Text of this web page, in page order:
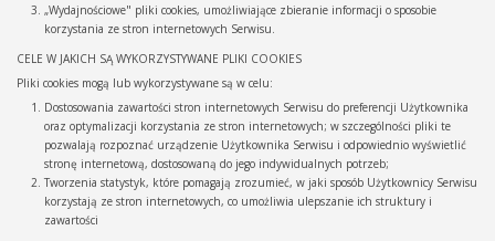
„Wydajnościowe" pliki cookies, umożliwiające zbieranie informacji o sposobie
korzystania ze stron internetowych Serwisu.
CELE W JAKICH SĄ WYKORZYSTYWANE PLIKI COOKIES
Pliki cookies mogą lub wykorzystywane są w celu:
Dostosowania zawartości stron internetowych Serwisu do preferencji Użytkownika
oraz optymalizacji korzystania ze stron internetowych; w szczególności pliki te
pozwalają rozpoznać urządzenie Użytkownika Serwisu i odpowiednio wyświetlić
stronę internetową, dostosowaną do jego indywidualnych potrzeb;
Tworzenia statystyk, które pomagają zrozumieć, w jaki sposób Użytkownicy Serwisu
korzystają ze stron internetowych, co umożliwia ulepszanie ich struktury i
zawartości